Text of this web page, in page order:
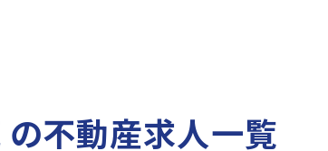
不動産求人一覧